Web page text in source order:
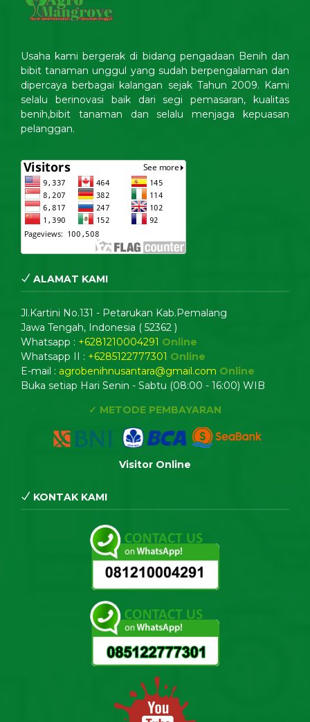
Usaha kami bergerak di bidang pengadaan Benih dan
bibit tanaman unggul yang sudah berpengalaman dan
dipercaya berbagai kalangan sejak Tahun 2009. Kami
selalu berinovasi baik dari segi pemasaran, kualitas
benih,bibit tanaman dan selalu menjaga kepuasan
pelanggan.
ALAMAT KAMI
Jl.Kartini No.131 - Petarukan Kab.Pemalang
Jawa Tengah, Indonesia ( 52362 )
Whatsapp : +6281210004291 Online
Whatsapp II : +6285122777301 Online
E-mail : agrobenihnusantara@gmail.com Online
Buka setiap Hari Senin - Sabtu (08:00 - 16:00) WIB
✓ METODE PEMBAYARAN
Visitor Online
KONTAK KAMI